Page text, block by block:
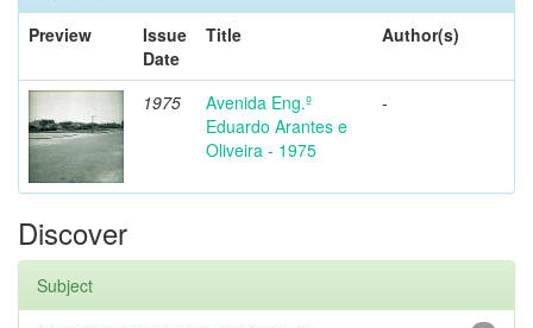
Preview
Issue
Date
Title Author(s)
1975
Avenida Eng.º
Eduardo Arantes e
Oliveira - 1975
-
Discover
Subject